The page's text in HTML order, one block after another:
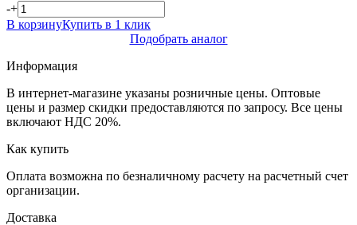
-+
В корзинуКупить в 1 клик
Подобрать аналог
Информация
В интернет-магазине указаны розничные цены. Оптовые
цены и размер скидки предоставляются по запросу. Все цены
включают НДС 20%.
Как купить
Оплата возможна по безналичному расчету на расчетный счет
организации.
Доставка